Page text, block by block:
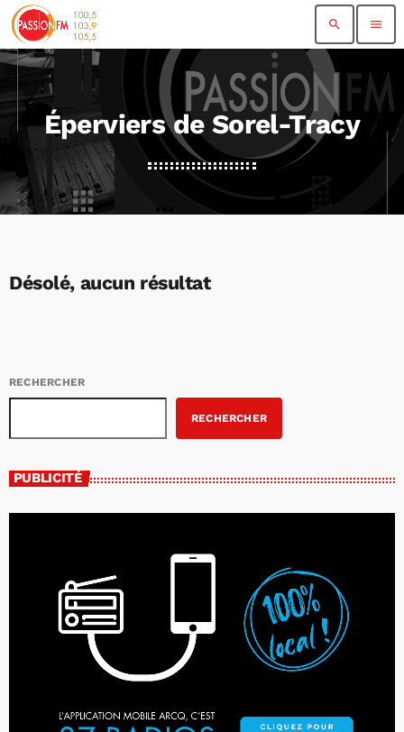
search menu
Éperviers de Sorel-Tracy
Désolé, aucun résultat
RECHERCHER
RECHERCHER
PUBLICITÉ